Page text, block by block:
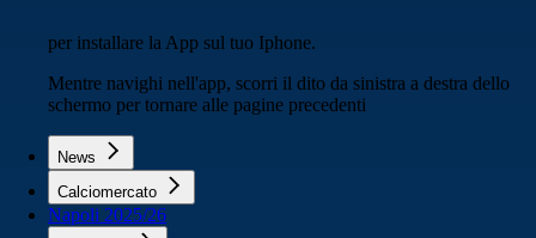
per installare la App sul tuo Iphone.
Mentre navighi nell'app, scorri il dito da sinistra a destra dello
schermo per tornare alle pagine precedenti
News
Calciomercato
Napoli 2025/26